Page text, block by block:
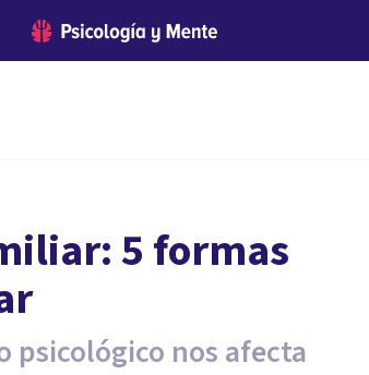
5 formas
psicológico nos afecta